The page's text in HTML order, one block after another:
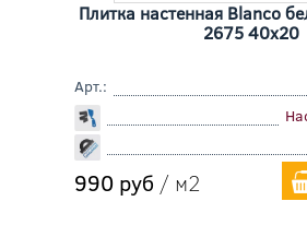
Плитка настенная Blanco
2675 40x20
Арт.:
990 руб / м2